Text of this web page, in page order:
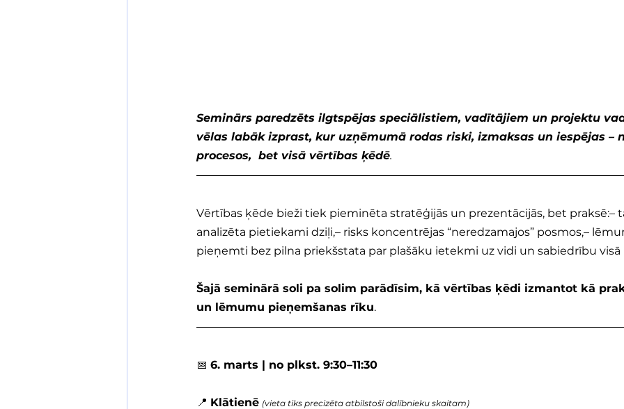
Seminārs paredzēts ilgtspējas speciālistiem, vadītājiem un projektu
vēlas labāk izprast, kur uzņēmumā rodas riski, izmaksas un iespējas –
procesos,  bet visā vērtības ķēdē.
Vērtības ķēde bieži tiek pieminēta stratēģijās un prezentācijās, bet praksē:–
analizēta pietiekami dziļi,– risks koncentrējas “neredzamajos” posmos,–
pieņemti bez pilna priekšstata par plašāku ietekmi uz vidi un sabiedrību visā
Šajā seminārā soli pa solim parādīsim, kā vērtības ķēdi izmantot kā
un lēmumu pieņemšanas rīku.
📅 6. marts | no plkst. 9:30–11:30
📍 Klātienē (vieta tiks precizēta atbilstoši dalībnieku skaitam)